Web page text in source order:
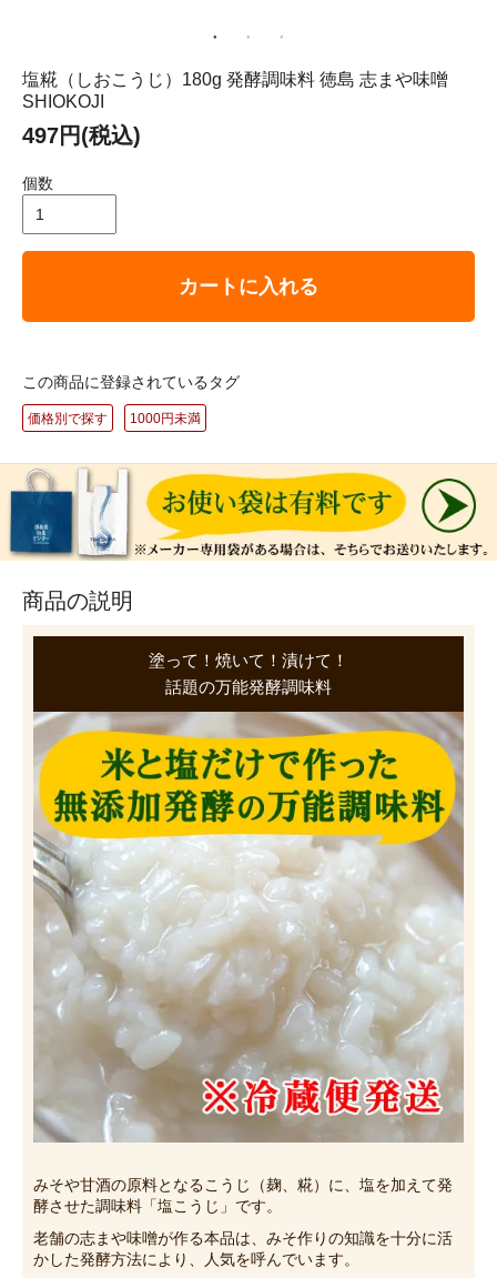
塩糀（しおこうじ）180g 発酵調味料 徳島 志まや味噌
SHIOKOJI
497円(税込)
個数
カートに入れる
この商品に登録されているタグ
価格別で探す 1000円未満
商品の説明
塗って！焼いて！漬けて！
話題の万能発酵調味料
みそや甘酒の原料となるこうじ（麹、糀）に、塩を加えて発
酵させた調味料「塩こうじ」です。
老舗の志まや味噌が作る本品は、みそ作りの知識を十分に活
かした発酵方法により、人気を呼んでいます。